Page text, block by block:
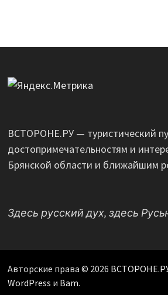
ВСТОРОНЕ.РУ — туристический
достопримечательностям и
Брянской области и ближайшим
Здесь русский дух, здесь
Авторские права © 2026
WordPress и Bam.